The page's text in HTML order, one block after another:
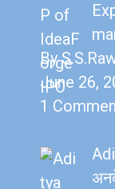
By
June 26,
1